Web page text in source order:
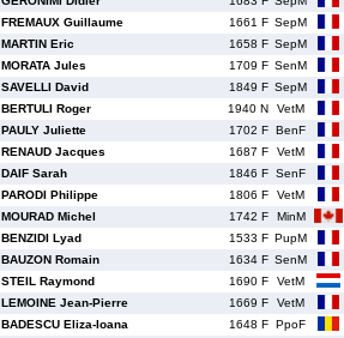
FREMAUX Guillaume 1661 F SepM
MARTIN Eric 1658 F SepM
MORATA Jules 1709 F SenM
SAVELLI David 1849 F SepM
BERTULI Roger 1940 N
VetM
PAULY Juliette 1702 F BenF
RENAUD Jacques 1687 F
VetM
DAIF Sarah 1846 F SenF
PARODI Philippe 1806 F
VetM
MOURAD Michel 1742 F
MinM
BENZIDI Lyad 1533 F PupM
BAUZON Romain 1634 F SenM
STEIL Raymond 1690 F
VetM
LEMOINE Jean-Pierre 1669 F
VetM
BADESCU Eliza-Ioana 1648 F PpoF